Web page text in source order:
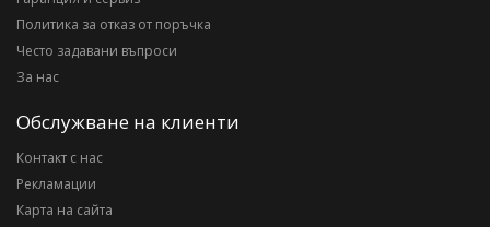
Политика за отказ от поръчка
Често задавани въпроси
За нас
Обслужване на клиенти
Контакт с нас
Рекламации
Карта на сайта